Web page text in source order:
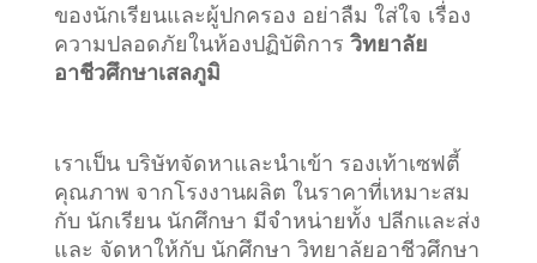
ของนักเรียนและผู้ปกครอง อย่าลืม ใส่ใจ เรื่อง
ความปลอดภัยในห้องปฏิบัติการ วิทยาลัย
อาชีวศึกษาเสลภูมิ
เราเป็น บริษัทจัดหาและนำเข้า รองเท้าเซฟตี้
คุณภาพ จากโรงงานผลิต ในราคาที่เหมาะสม
กับ นักเรียน นักศึกษา มีจำหน่ายทั้ง ปลีกและส่ง
และ จัดหาให้กับ นักศึกษา วิทยาลัยอาชีวศึกษา